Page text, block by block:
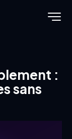
:
sans